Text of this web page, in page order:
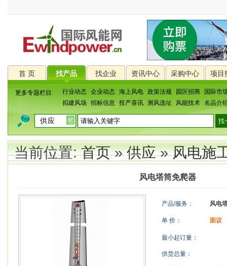
首 页 找产品 找企业 资讯中心 采购中心 项目
更多专题栏目: 行业动态 企业动态 海上风电 政策法规 园区招商
国际市
拟建风场
招标信息 投产喜讯 测风选址 风能技术 名品介
当前位置:首页»供应»风电施
风电塔筒免爬器
产品/服务： 风电
单 价： 面议
最小起订量：
供货总量：